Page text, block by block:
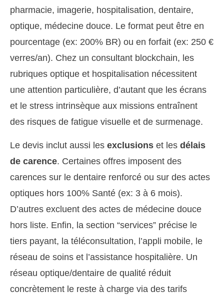
pharmacie, imagerie, hospitalisation, dentaire,
optique, médecine douce. Le format peut être en
pourcentage (ex: 200% BR) ou en forfait (ex: 250 €
verres/an). Chez un consultant blockchain, les
rubriques optique et hospitalisation nécessitent
une attention particulière, d’autant que les écrans
et le stress intrinsèque aux missions entraînent
des risques de fatigue visuelle et de surmenage.
Le devis inclut aussi les exclusions et les délais
de carence. Certaines offres imposent des
carences sur le dentaire renforcé ou sur des actes
optiques hors 100% Santé (ex: 3 à 6 mois).
D’autres excluent des actes de médecine douce
hors liste. Enfin, la section “services” précise le
tiers payant, la téléconsultation, l’appli mobile, le
réseau de soins et l’assistance hospitalière. Un
réseau optique/dentaire de qualité réduit
concrètement le reste à charge via des tarifs